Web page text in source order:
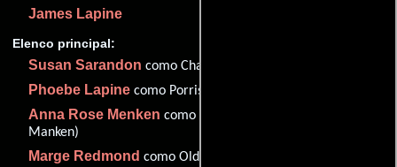
James Lapine
Elenco principal:
Susan Sarandon como Charlotte Emory
Phoebe Lapine como Porrista #1
Anna Rose Menken como Cheerleader #2 (as Anna
Manken)
Marge Redmond como Old Woman In Bank